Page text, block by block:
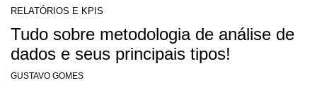
RELATÓRIOS E KPIS
Tudo sobre metodologia de análise de
dados e seus principais tipos!
GUSTAVO GOMES